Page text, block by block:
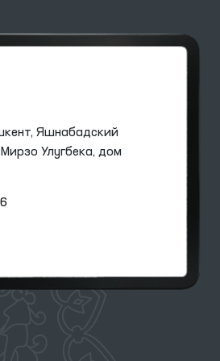
Яшнабадский
Улугбека, дом